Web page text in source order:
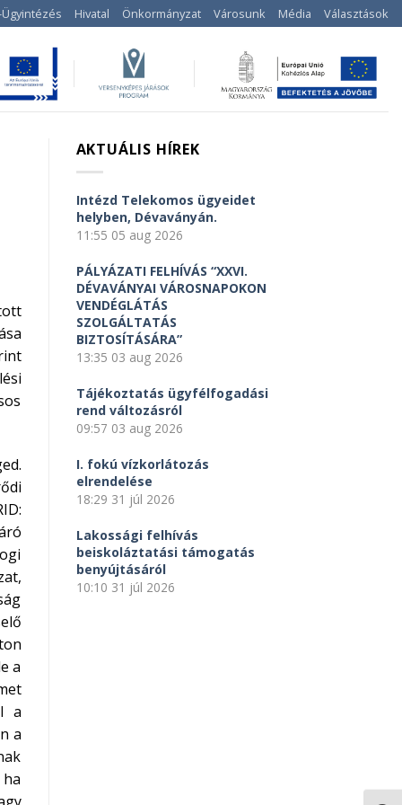
Hivatal Önkormányzat Városunk Média Választások
a
a
a
AKTUÁLIS HÍREK
Intézd Telekomos ügyeidet
helyben, Dévaványán.
11:55 05 aug 2026
PÁLYÁZATI FELHÍVÁS “XXVI.
DÉVAVÁNYAI VÁROSNAPOKON
VENDÉGLÁTÁS
SZOLGÁLTATÁS
BIZTOSÍTÁSÁRA”
13:35 03 aug 2026
Tájékoztatás ügyfélfogadási
rend változásról
09:57 03 aug 2026
I. fokú vízkorlátozás
elrendelése
18:29 31 júl 2026
Lakossági felhívás
beiskoláztatási támogatás
benyújtásáról
10:10 31 júl 2026